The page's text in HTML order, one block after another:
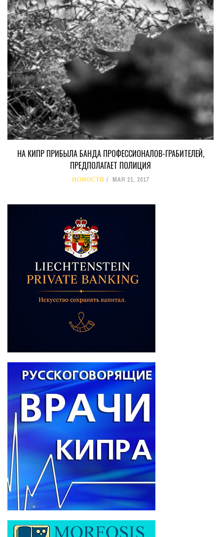
НА КИПР ПРИБЫЛА БАНДА ПРОФЕССИОНАЛОВ-ГРАБИТЕЛЕЙ,
ПРЕДПОЛАГАЕТ ПОЛИЦИЯ
НОВОСТИ MAR 21, 2017